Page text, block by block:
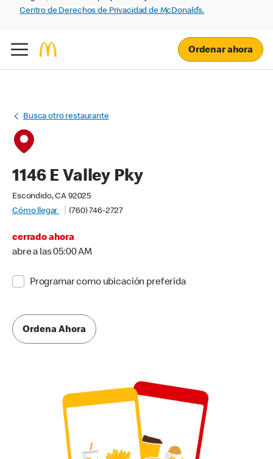
Centro de Derechos de Privacidad de McDonald’s.
Ordenar ahora
Busca otro restaurante
1146 E Valley Pky
Escondido, CA 92025
Cómo llegar
(760) 746-2727
cerrado ahora
abre a las 05:00 AM
Programar como ubicación preferida
Ordena Ahora